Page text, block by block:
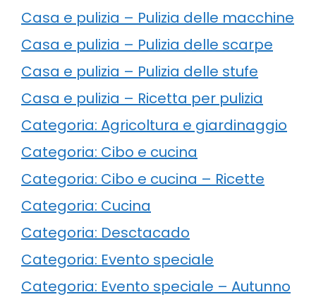
Casa e pulizia – Pulizia delle macchine
Casa e pulizia – Pulizia delle scarpe
Casa e pulizia – Pulizia delle stufe
Casa e pulizia – Ricetta per pulizia
Categoria: Agricoltura e giardinaggio
Categoria: Cibo e cucina
Categoria: Cibo e cucina – Ricette
Categoria: Cucina
Categoria: Desctacado
Categoria: Evento speciale
Categoria: Evento speciale – Autunno